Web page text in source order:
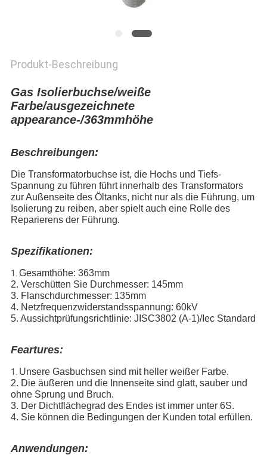
Produkt-Beschreibung
Gas Isolierbuchse/weiße
Farbe/ausgezeichnete
appearance-/363mmhöhe
Beschreibungen:
Die Transformatorbuchse ist, die Hochs und Tiefs-
Spannung zu führen führt innerhalb des Transformators
zur Außenseite des Öltanks, nicht nur als die Führung, um
Isolierung zu reiben, aber spielt auch eine Rolle des
Reparierens der Führung.
Spezifikationen:
1. Gesamthöhe: 363mm
2. Verschütten Sie Durchmesser: 145mm
3. Flanschdurchmesser: 135mm
4. Netzfrequenzwiderstandsspannung: 60kV
5. Aussichtprüfungsrichtlinie: JISC3802 (A-1)/Iec Standard
Feartures:
1. Unsere Gasbuchsen sind mit heller weißer Farbe.
2. Die äußeren und die Innenseite sind glatt, sauber und
ohne Sprung und Bruch.
3. Der Dichtflächegrad des Endes ist immer unter 6S.
4. Sie können die Bedingungen der Kunden total erfüllen.
Anwendungen: